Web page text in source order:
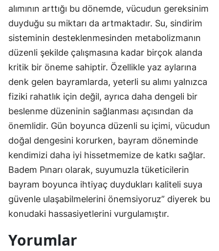
alımının arttığı bu dönemde, vücudun gereksinim
duyduğu su miktarı da artmaktadır. Su, sindirim
sisteminin desteklenmesinden metabolizmanın
düzenli şekilde çalışmasına kadar birçok alanda
kritik bir öneme sahiptir. Özellikle yaz aylarına
denk gelen bayramlarda, yeterli su alımı yalnızca
fiziki rahatlık için değil, ayrıca daha dengeli bir
beslenme düzeninin sağlanması açısından da
önemlidir. Gün boyunca düzenli su içimi, vücudun
doğal dengesini korurken, bayram döneminde
kendimizi daha iyi hissetmemize de katkı sağlar.
Badem Pınarı olarak, suyumuzla tüketicilerin
bayram boyunca ihtiyaç duydukları kaliteli suya
güvenle ulaşabilmelerini önemsiyoruz” diyerek bu
konudaki hassasiyetlerini vurgulamıştır.
Yorumlar